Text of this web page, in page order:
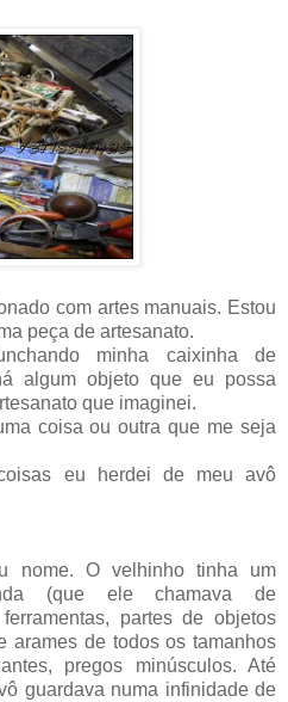
com artes manuais. Estou
peça de artesanato.
minha caixinha de
algum objeto que eu possa
que imaginei.
coisa ou outra que me seja
eu herdei de meu avô
nome. O velhinho tinha um
(que ele chamava de
partes de objetos
arames de todos os tamanhos
pregos minúsculos. Até
guardava numa infinidade de